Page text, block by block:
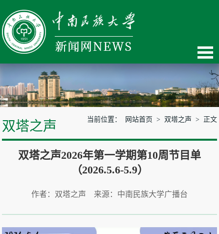
双塔之声 当前位置： 网站首页 > 双塔之声 > 正文
双塔之声2026年第一学期第10周节目单
（2026.5.6-5.9）
作者：双塔之声 来源：中南民族大学广播台